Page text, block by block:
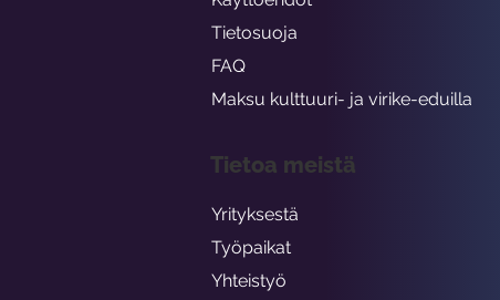
Tietosuoja
FAQ
Maksu kulttuuri- ja virike-eduilla
Tietoa meistä
Yrityksestä
Työpaikat
Yhteistyö